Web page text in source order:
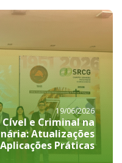
19/06/2026
e Criminal na
Atualizações
Práticas